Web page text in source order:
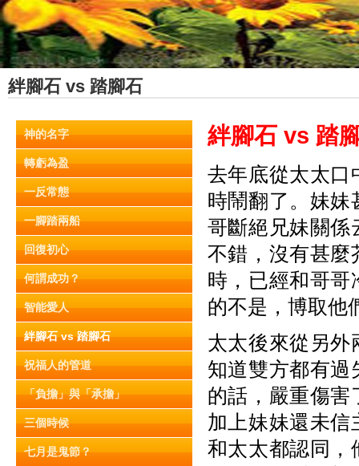
絆腳石 vs 踏腳石
神的名字
轉虧為盈
一反常態
一腳踏兩船
回復初心
何謂成功？
智能愛人
絆腳石 vs 踏腳石
祝福人的管道
「負擔」與「承擔」
三個時候
七月是鬼節？
絆腳石 vs 踏
去年底從太太口
時鬧翻了。妹妹
哥斷絕兄妹關係
不錯，沒有甚麼
時，已經和哥哥
的不是，博取他
太太後來從另外
知道雙方都有過
的話，嚴重傷害
加上妹妹還未信
和太太都認同，